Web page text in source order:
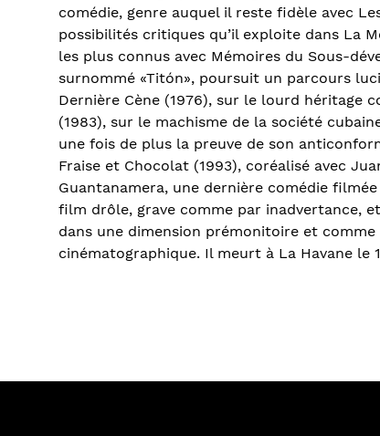
comédie, genre auquel il reste fidèle avec
possibilités critiques qu’il exploite dans La
les plus connus avec Mémoires du Sous-
surnommé «Titón», poursuit un parcours
Dernière Cène (1976), sur le lourd héritage
(1983), sur le machisme de la société
une fois de plus la preuve de son
Fraise et Chocolat (1993), coréalisé avec
Guantanamera, une dernière comédie
film drôle, grave comme par inadvertance,
dans une dimension prémonitoire et
cinématographique. Il meurt à La Havane le